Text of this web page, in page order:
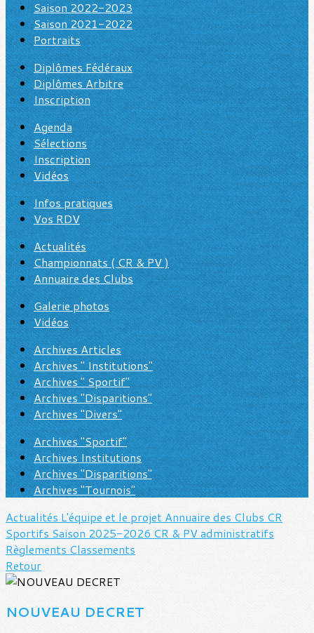
Saison 2022-2023
Saison 2021-2022
Portraits
Diplômes Fédéraux
Diplômes Arbitre
Inscription
Agenda
Sélections
Inscription
Vidéos
Infos pratiques
Vos RDV
Actualités
Championnats ( CR & PV )
Annuaire des Clubs
Galerie photos
Vidéos
Archives Articles
Archives " Institutions"
Archives " Sportif"
Archives "Disparitions"
Archives "Divers"
Archives "Sportif"
Archives Institutions
Archives "Disparitions"
Archives "Tournois"
Actualités L'équipe et le projet Annuaire des Clubs CR
Sportifs Saison 2025-2026 CR & PV administratifs
Règlements Classements
Retour
NOUVEAU DECRET